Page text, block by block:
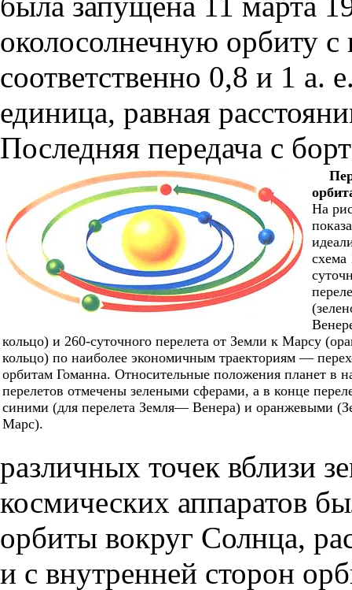
околосолнечную орбиту с
соответственно 0,8 и 1 а.
единица, равная
Последняя передача с
На
схема
кольцо) и 260-суточного перелета от Земли к Марсу
кольцо) по наиболее экономичным траекториям —
орбитам Гоманна. Относительные положения планет в
перелетов отмечены зелеными сферами, а в конце
синими (для перелета Земля— Венера) и оранжевыми
Марс).
различных точек вблизи
космических аппаратов
орбиты вокруг Солнца,
и с внутренней сторон